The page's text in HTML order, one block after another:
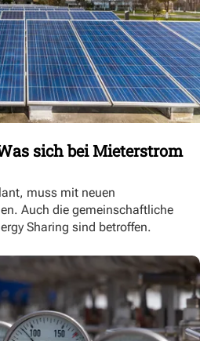
sich bei Mieterstrom
muss mit neuen
Auch die gemeinschaftliche
Sharing sind betroffen.